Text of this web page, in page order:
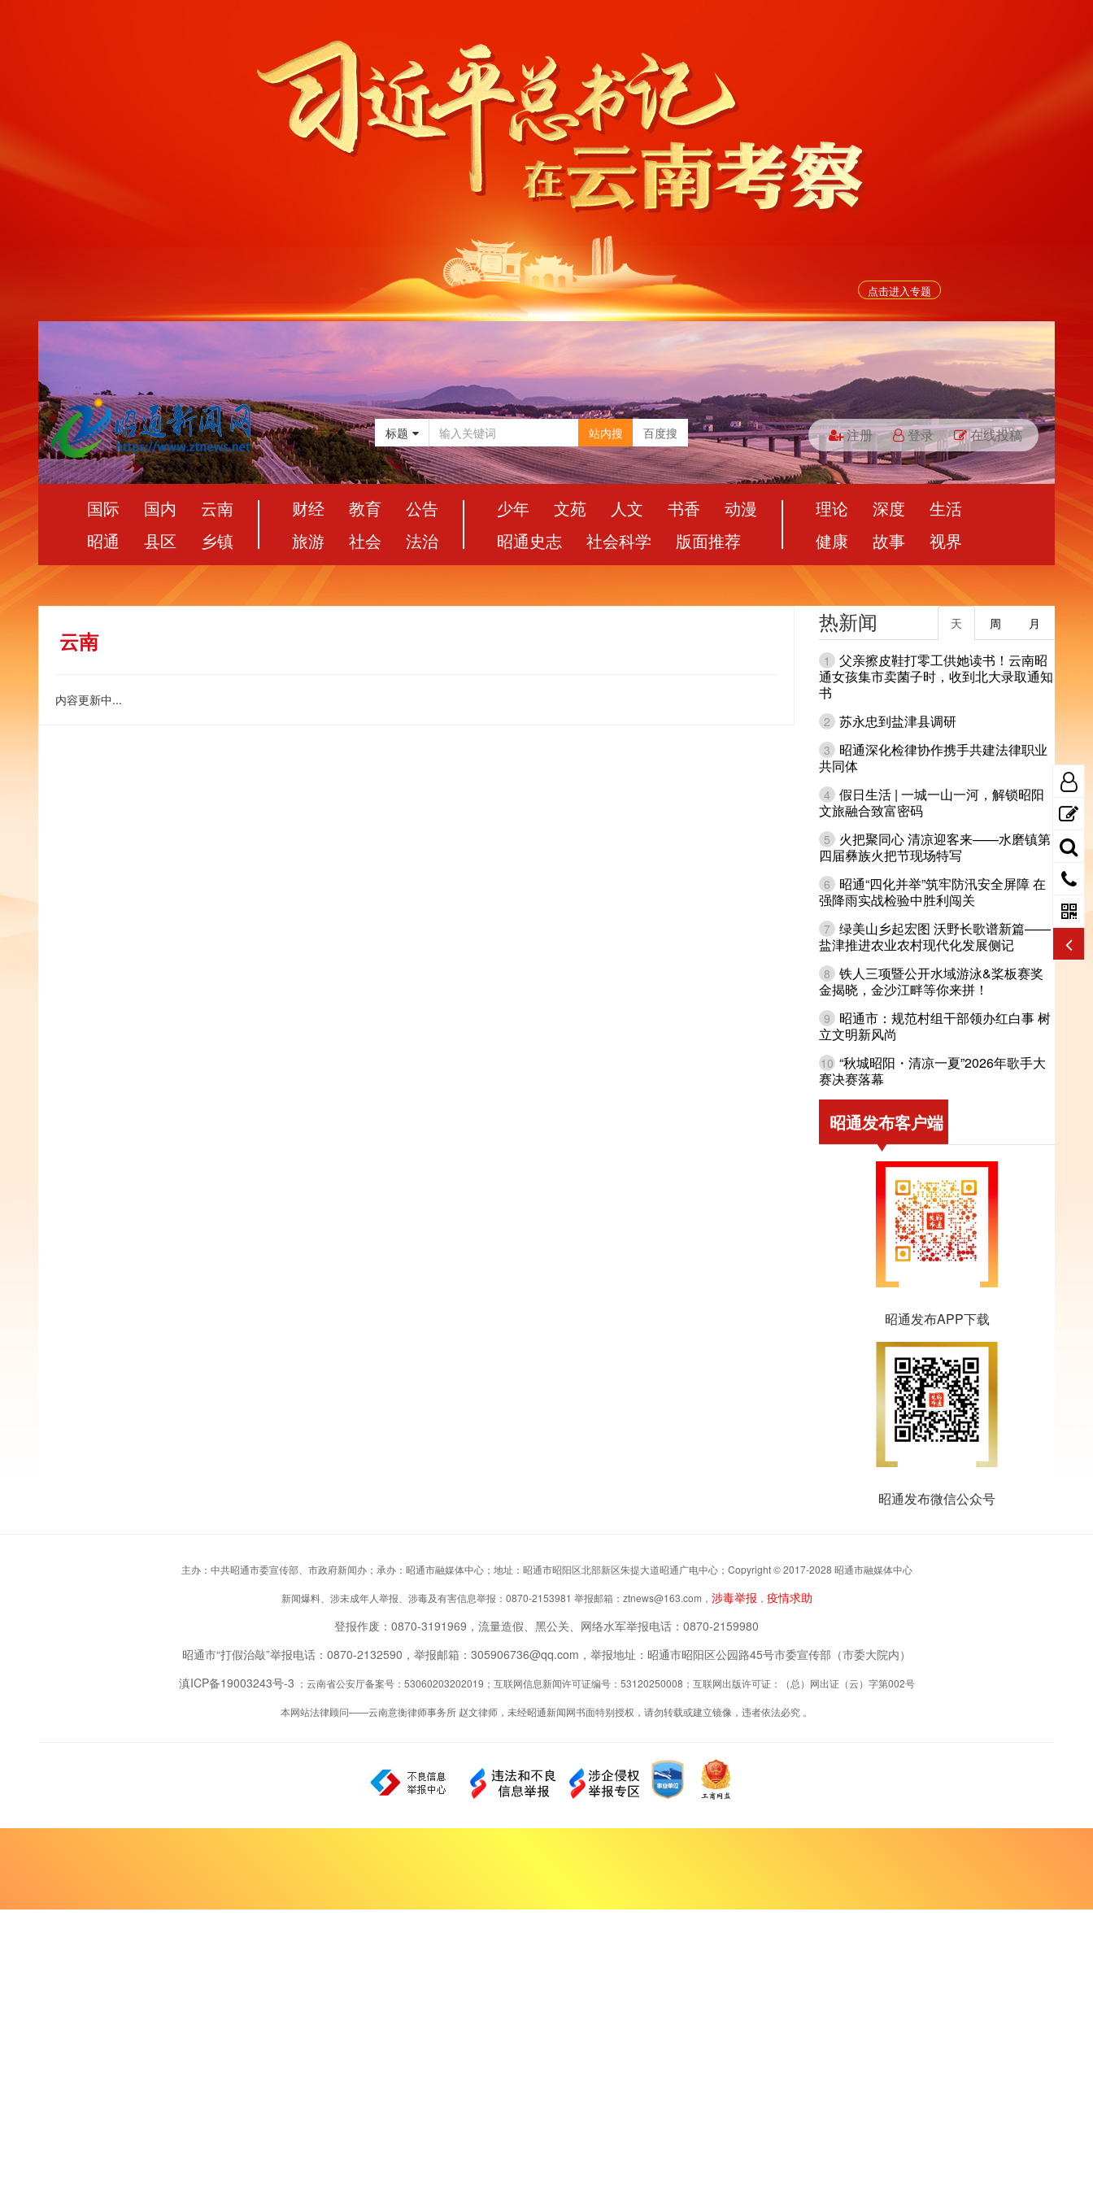
点击进入专题
标题 站内搜 百度搜 注册 登录 在线投稿
国际 国内
云南
昭通
县区 乡镇
财经 教育
公告
旅游
社会 法治
少年 文苑 人文 书香
动漫
昭通史志
社会科学 版面推荐
理论 深度
生活
健康
故事 视界
云南
内容更新中...
热新闻 月
周
天
1
父亲擦皮鞋打零工供她读书！云南昭
通女孩集市卖菌子时，收到北大录取通知
书
2 苏永忠到盐津县调研
3
昭通深化检律协作携手共建法律职业
共同体
4 假日生活 | 一城一山一河，解锁昭阳
文旅融合致富密码
5
火把聚同心 清凉迎客来——水磨镇第
四届彝族火把节现场特写
6
昭通“四化并举”筑牢防汛安全屏障 在
强降雨实战检验中胜利闯关
7 绿美山乡起宏图 沃野长歌谱新篇——
盐津推进农业农村现代化发展侧记
8 铁人三项暨公开水域游泳&桨板赛奖
金揭晓，金沙江畔等你来拼！
9
昭通市：规范村组干部领办红白事 树
立文明新风尚
10 “秋城昭阳・清凉一夏”2026年歌手大
赛决赛落幕
昭通发布客户端
昭通发布APP下载
昭通发布微信公众号
主办：中共昭通市委宣传部、市政府新闻办；承办：昭通市融媒体中心；地址：昭通市昭阳区北部新区朱提大道昭通广电中心；Copyright © 2017-2028 昭通市融媒体中心
新闻爆料、涉未成年人举报、涉毒及有害信息举报：0870-2153981 举报邮箱：ztnews@163.com， 涉毒举报 ， 疫情求助
登报作废：0870-3191969，流量造假、黑公关、网络水军举报电话：0870-2159980
昭通市“打假治敲”举报电话：0870-2132590，举报邮箱：305906736@qq.com，举报地址：昭通市昭阳区公园路45号市委宣传部（市委大院内）
滇ICP备19003243号-3 ；云南省公安厅备案号：53060203202019；互联网信息新闻许可证编号：53120250008；互联网出版许可证：（总）网出证（云）字第002号
本网站法律顾问——云南意衡律师事务所 赵文律师，未经昭通新闻网书面特别授权，请勿转载或建立镜像，违者依法必究 。